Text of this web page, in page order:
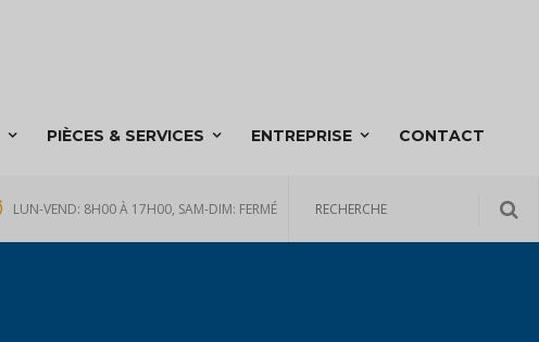
PIÈCES & SERVICES ENTREPRISE CONTACT
LUN-VEND: 8H00 À 17H00, SAM-DIM: FERMÉ